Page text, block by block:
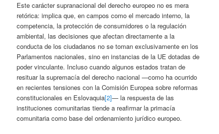
Este carácter supranacional del derecho europeo no es mera
retórica: implica que, en campos como el mercado interno, la
competencia, la protección de consumidores o la regulación
ambiental, las decisiones que afectan directamente a la
conducta de los ciudadanos no se toman exclusivamente en los
Parlamentos nacionales, sino en instancias de la UE dotadas de
poder vinculante. Incluso cuando algunos estados tratan de
resituar la supremacía del derecho nacional —como ha ocurrido
en recientes tensiones con la Comisión Europea sobre reformas
constitucionales en Eslovaquia[2]— la respuesta de las
instituciones comunitarias tiende a reafirmar la primacía
comunitaria como base del ordenamiento jurídico europeo.